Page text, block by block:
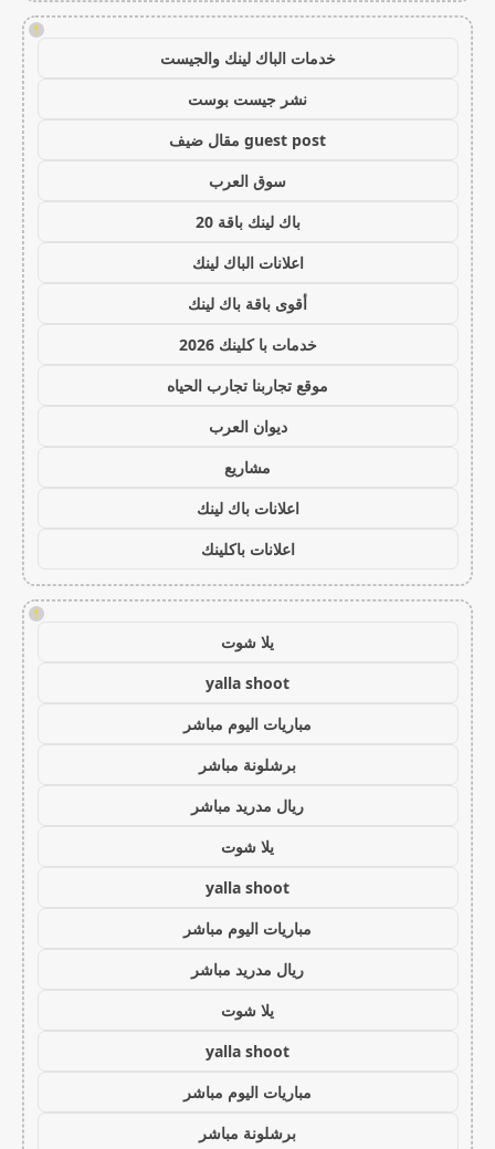
!
خدمات الباك لينك والجيست
نشر جيست بوست
guest post مقال ضيف
سوق العرب
باك لينك باقة 20
اعلانات الباك لينك
أقوى باقة باك لينك
خدمات با كلينك 2026
موقع تجاربنا تجارب الحياه
ديوان العرب
مشاريع
اعلانات باك لينك
اعلانات باكلينك
!
يلا شوت
yalla shoot
مباريات اليوم مباشر
برشلونة مباشر
ريال مدريد مباشر
يلا شوت
yalla shoot
مباريات اليوم مباشر
ريال مدريد مباشر
يلا شوت
yalla shoot
مباريات اليوم مباشر
برشلونة مباشر